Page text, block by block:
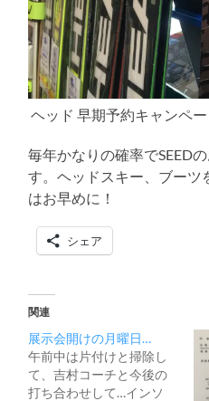
ヘッド 早期予約キャンペー
毎年かなりの確率でSEED
す。ヘッドスキー、ブーツ
はお早めに！
シェア
関連
展示会開けの月曜日…
午前中は片付けと掃除し
て、吉村コーチと今後の
打ち合わせして…インソ